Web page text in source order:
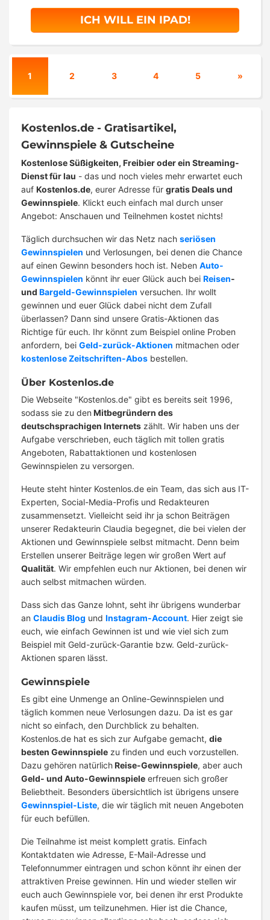
ICH WILL EIN IPAD!
1 2 3 4 5 »
Kostenlos.de - Gratisartikel,
Gewinnspiele & Gutscheine
Kostenlose Süßigkeiten, Freibier oder ein Streaming-
Dienst für lau - das und noch vieles mehr erwartet euch
auf Kostenlos.de, eurer Adresse für gratis Deals und
Gewinnspiele. Klickt euch einfach mal durch unser
Angebot: Anschauen und Teilnehmen kostet nichts!
Täglich durchsuchen wir das Netz nach seriösen
Gewinnspielen und Verlosungen, bei denen die Chance
auf einen Gewinn besonders hoch ist. Neben Auto-
Gewinnspielen könnt ihr euer Glück auch bei Reisen-
und Bargeld-Gewinnspielen versuchen. Ihr wollt
gewinnen und euer Glück dabei nicht dem Zufall
überlassen? Dann sind unsere Gratis-Aktionen das
Richtige für euch. Ihr könnt zum Beispiel online Proben
anfordern, bei Geld-zurück-Aktionen mitmachen oder
kostenlose Zeitschriften-Abos bestellen.
Über Kostenlos.de
Die Webseite "Kostenlos.de" gibt es bereits seit 1996,
sodass sie zu den Mitbegründern des
deutschsprachigen Internets zählt. Wir haben uns der
Aufgabe verschrieben, euch täglich mit tollen gratis
Angeboten, Rabattaktionen und kostenlosen
Gewinnspielen zu versorgen.
Heute steht hinter Kostenlos.de ein Team, das sich aus IT-
Experten, Social-Media-Profis und Redakteuren
zusammensetzt. Vielleicht seid ihr ja schon Beiträgen
unserer Redakteurin Claudia begegnet, die bei vielen der
Aktionen und Gewinnspiele selbst mitmacht. Denn beim
Erstellen unserer Beiträge legen wir großen Wert auf
Qualität. Wir empfehlen euch nur Aktionen, bei denen wir
auch selbst mitmachen würden.
Dass sich das Ganze lohnt, seht ihr übrigens wunderbar
an Claudis Blog und Instagram-Account. Hier zeigt sie
euch, wie einfach Gewinnen ist und wie viel sich zum
Beispiel mit Geld-zurück-Garantie bzw. Geld-zurück-
Aktionen sparen lässt.
Gewinnspiele
Es gibt eine Unmenge an Online-Gewinnspielen und
täglich kommen neue Verlosungen dazu. Da ist es gar
nicht so einfach, den Durchblick zu behalten.
Kostenlos.de hat es sich zur Aufgabe gemacht, die
besten Gewinnspiele zu finden und euch vorzustellen.
Dazu gehören natürlichReise-Gewinnspiele, aber auch
Geld- und Auto-Gewinnspiele erfreuen sich großer
Beliebtheit. Besonders übersichtlich ist übrigens unsere
Gewinnspiel-Liste, die wir täglich mit neuen Angeboten
für euch befüllen.
Die Teilnahme ist meist komplett gratis. Einfach
Kontaktdaten wie Adresse, E-Mail-Adresse und
Telefonnummer eintragen und schon könnt ihr einen der
attraktiven Preise gewinnen. Hin und wieder stellen wir
euch auch Gewinnspiele vor, bei denen ihr erst Produkte
kaufen müsst, um teilzunehmen. Hier ist die Chance,